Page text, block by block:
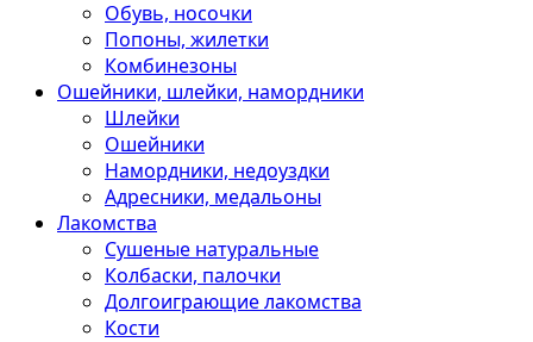
Обувь, носочки
Попоны, жилетки
Комбинезоны
Ошейники, шлейки, намордники
Шлейки
Ошейники
Намордники, недоуздки
Адресники, медальоны
Лакомства
Сушеные натуральные
Колбаски, палочки
Долгоиграющие лакомства
Кости